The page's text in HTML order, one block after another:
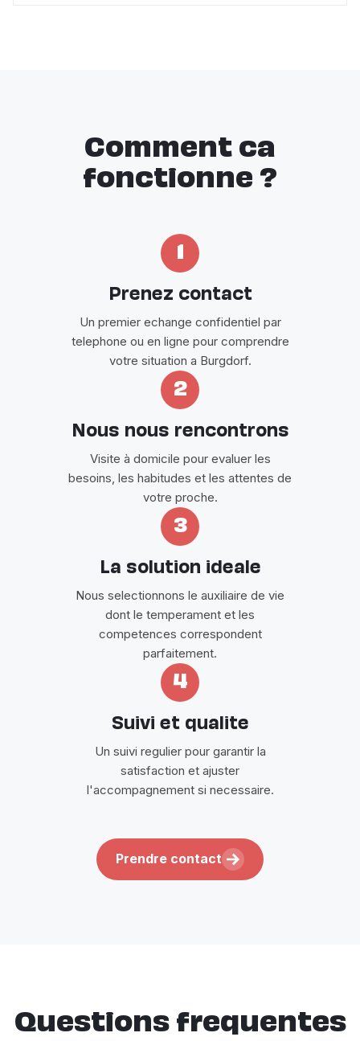
Comment ca
fonctionne ?
Prenez contact
Un premier echange confidentiel par
telephone ou en ligne pour comprendre
votre situation a Burgdorf.
2
Nous nous rencontrons
Visite à domicile pour evaluer les
besoins, les habitudes et les attentes de
votre proche.
3
La solution ideale
Nous selectionnons le auxiliaire de vie
dont le temperament et les
competences correspondent
parfaitement.
4
Suivi et qualite
Un suivi regulier pour garantir la
satisfaction et ajuster
l'accompagnement si necessaire.
Prendre contact
Questions frequentes